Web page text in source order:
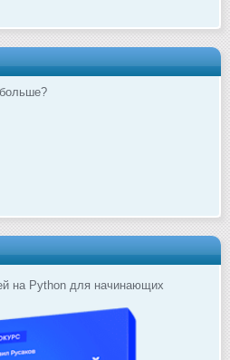
на Python для начинающих